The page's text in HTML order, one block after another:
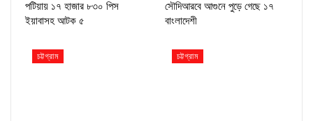
পটিয়ায় ১৭ হাজার ৮৩০ পিস
ইয়াবাসহ আটক ৫
সৌদিআরবে আগুনে পুড়ে গেছে ১৭
বাংলাদেশী
চট্টগ্রাম চট্টগ্রাম